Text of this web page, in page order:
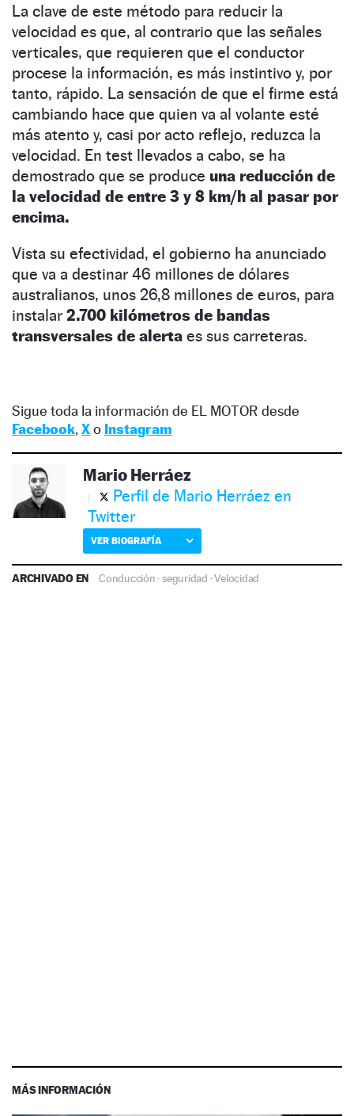
La clave de este método para reducir la
velocidad es que, al contrario que las señales
verticales, que requieren que el conductor
procese la información, es más instintivo y, por
tanto, rápido. La sensación de que el firme está
cambiando hace que quien va al volante esté
más atento y, casi por acto reflejo, reduzca la
velocidad. En test llevados a cabo, se ha
demostrado que se produce una reducción de
la velocidad de entre 3 y 8 km/h al pasar por
encima.
Vista su efectividad, el gobierno ha anunciado
que va a destinar 46 millones de dólares
australianos, unos 26,8 millones de euros, para
instalar 2.700 kilómetros de bandas
transversales de alerta es sus carreteras.
Sigue toda la información de EL MOTOR desde
Facebook, Xo Instagram
Mario Herráez
Perfil de Mario Herráez en
Twitter
VER BIOGRAFÍA
ARCHIVADO EN Conducción ·seguridad ·Velocidad
MÁS INFORMACIÓN